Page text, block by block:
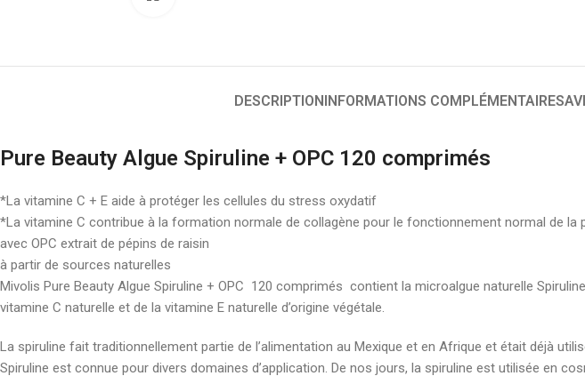
DESCRIPTIONINFORMATIONS COMPLÉMENTAIRES
Pure Beauty Algue Spiruline + OPC 120 comprimés
*La vitamine C + E aide à protéger les cellules du stress oxydatif
*La vitamine C contribue à la formation normale de collagène pour le fonctionnement normal de la
avec OPC extrait de pépins de raisin
à partir de sources naturelles
Mivolis Pure Beauty Algue Spiruline + OPC 120 comprimés contient la microalgue naturelle
vitamine C naturelle et de la vitamine E naturelle d’origine végétale.
La spiruline fait traditionnellement partie de l’alimentation au Mexique et en Afrique et était déjà
Spiruline est connue pour divers domaines d’application. De nos jours, la spiruline est utilisée en